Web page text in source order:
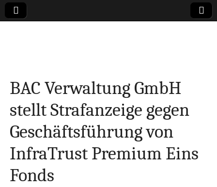
Finanzen,
Marketing-, Vertrieb-
& Investment-Tipps
BAC Verwaltung GmbH
stellt Strafanzeige gegen
Geschäftsführung von
InfraTrust Premium Eins
Fonds